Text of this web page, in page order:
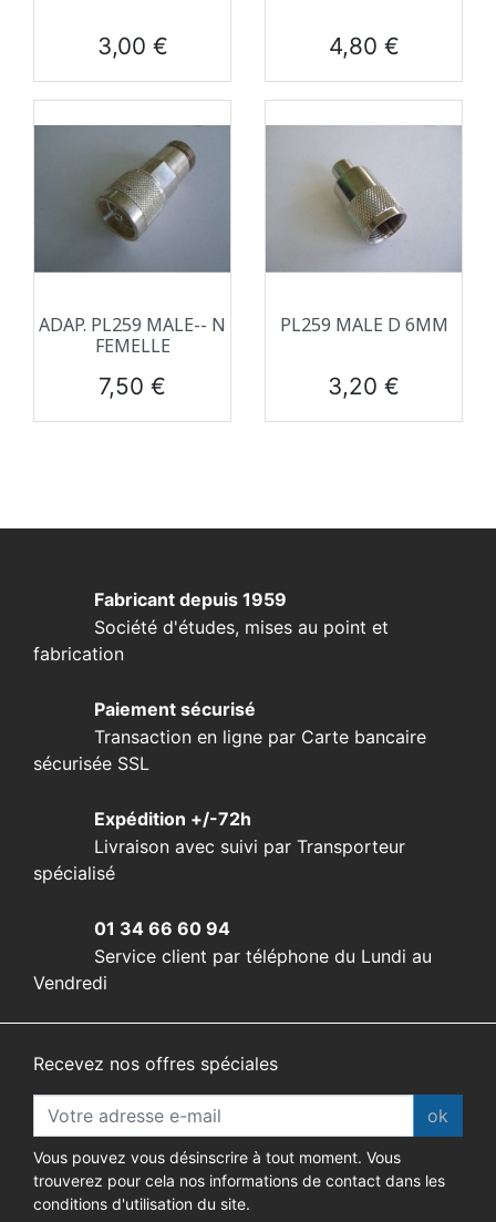
Prix
3,00 € Prix
4,80 €
ADAP. PL259 MALE-- N
FEMELLE
Prix
7,50 €
PL259 MALE D 6MM
Prix
3,20 €
Fabricant depuis 1959
Société d'études, mises au point et
fabrication
Paiement sécurisé
Transaction en ligne par Carte bancaire
sécurisée SSL
Expédition +/-72h
Livraison avec suivi par Transporteur
spécialisé
01 34 66 60 94
Service client par téléphone du Lundi au
Vendredi
Recevez nos offres spéciales
ok
Vous pouvez vous désinscrire à tout moment. Vous
trouverez pour cela nos informations de contact dans les
conditions d'utilisation du site.